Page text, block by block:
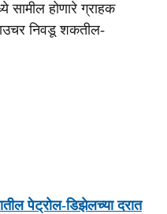
सामील होणारे ग्राहक
निवडू शकतील-
पेट्रोल-डिझेलच्या दरात